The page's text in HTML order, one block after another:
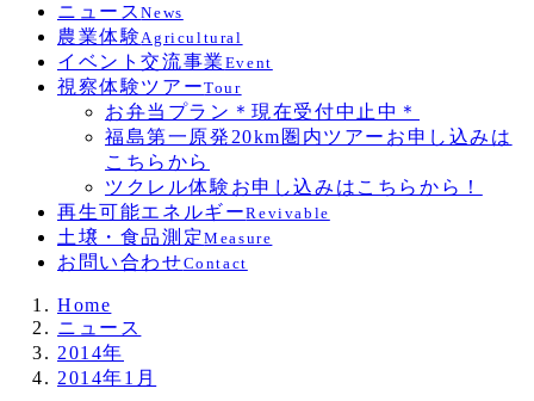
ニュースNews
農業体験Agricultural
イベント交流事業 Event
視察体験ツアーTour
お弁当プラン＊現在受付中止中＊
福島第一原発20km圏内ツアーお申し込みは
こちらから
ツクレル体験お申し込みはこちらから！
再生可能エネルギーRevivable
土壌・食品測定Measure
お問い合わせContact
Home
ニュース
2014年
2014年1月